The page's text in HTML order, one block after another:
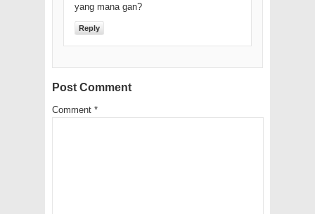
yang mana gan?
Reply
Post Comment
Comment *